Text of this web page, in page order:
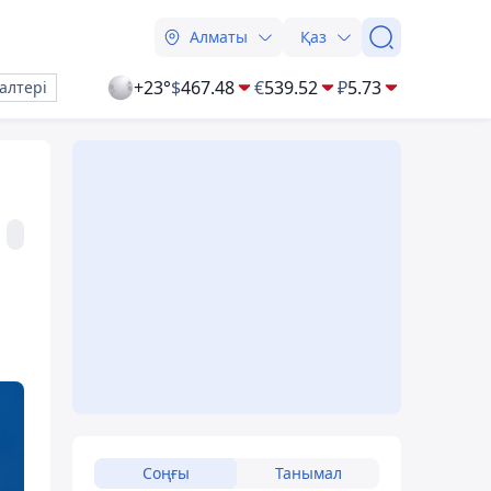
Алматы Қаз
+23°$467.48 €539.52 ₽5.73
Соңғы Танымал